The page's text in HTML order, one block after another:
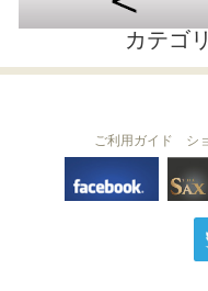
カテゴ
THE
ご利用ガイド シ